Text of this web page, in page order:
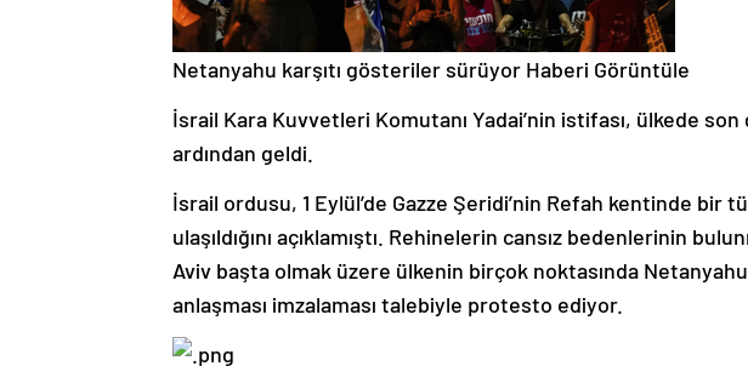
Netanyahu karşıtı gösteriler sürüyor Haberi Görüntüle
İsrail Kara Kuvvetleri Komutanı Yadai’nin istifası, ülkede
ardından geldi.
İsrail ordusu, 1 Eylül’de Gazze Şeridi’nin Refah kentinde bir
ulaşıldığını açıklamıştı. Rehinelerin cansız bedenlerinin
Aviv başta olmak üzere ülkenin birçok noktasında
anlaşması imzalaması talebiyle protesto ediyor.